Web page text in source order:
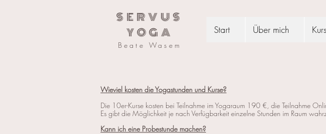
SERVUS
YOGA
Beate Wasem
Start Über mich
Wieviel kosten die Yogastunden und Kurse?
Die 10er-Kurse kosten bei Teilnahme im Yogaraum 190 €, die Teilnahme
Es gibt die Möglichkeit je nach Verfügbarkeit einzelne Stunden im Raum
Kann ich eine Probestunde machen?